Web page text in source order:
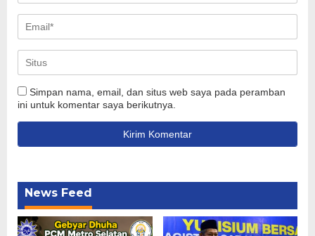
Simpan nama, email, dan situs web saya pada peramban
ini untuk komentar saya berikutnya.
News Feed